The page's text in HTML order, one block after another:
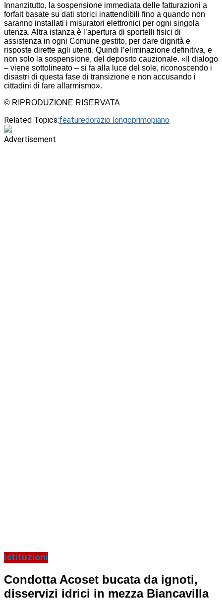
Innanzitutto, la sospensione immediata delle fatturazioni a
forfait basate su dati storici inattendibili fino a quando non
saranno installati i misuratori elettronici per ogni singola
utenza. Altra istanza è l’apertura di sportelli fisici di
assistenza in ogni Comune gestito, per dare dignità e
risposte dirette agli utenti. Quindi l’eliminazione definitiva, e
non solo la sospensione, del deposito cauzionale. «Il dialogo
– viene sottolineato – si fa alla luce del sole, riconoscendo i
disastri di questa fase di transizione e non accusando i
cittadini di fare allarmismo».
© RIPRODUZIONE RISERVATA
Related Topics:featuredorazio longoprimopiano
Advertisement
Istituzioni
Condotta Acoset bucata da ignoti,
disservizi idrici in mezza Biancavilla